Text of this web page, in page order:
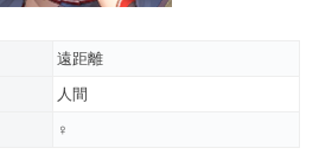
遠距離
人間
♀